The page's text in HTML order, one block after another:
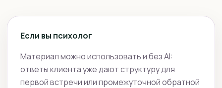
Если вы психолог
Материал можно использовать и без AI:
ответы клиента уже дают структуру для
первой встречи или промежуточной обратной